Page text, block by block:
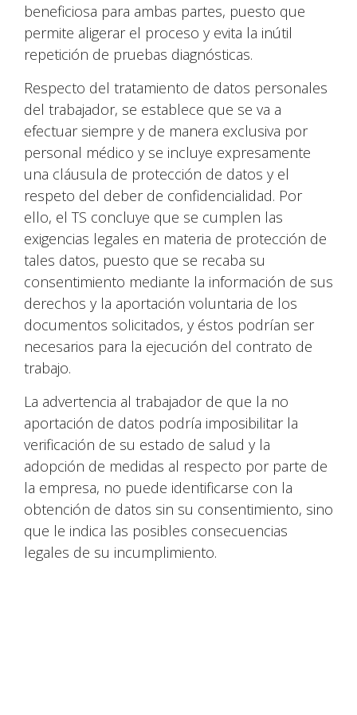
beneficiosa para ambas partes, puesto que
permite aligerar el proceso y evita la inútil
repetición de pruebas diagnósticas.
Respecto del tratamiento de datos personales
del trabajador, se establece que se va a
efectuar siempre y de manera exclusiva por
personal médico y se incluye expresamente
una cláusula de protección de datos y el
respeto del deber de confidencialidad. Por
ello, el TS concluye que se cumplen las
exigencias legales en materia de protección de
tales datos, puesto que se recaba su
consentimiento mediante la información de sus
derechos y la aportación voluntaria de los
documentos solicitados, y éstos podrían ser
necesarios para la ejecución del contrato de
trabajo.
La advertencia al trabajador de que la no
aportación de datos podría imposibilitar la
verificación de su estado de salud y la
adopción de medidas al respecto por parte de
la empresa, no puede identificarse con la
obtención de datos sin su consentimiento, sino
que le indica las posibles consecuencias
legales de su incumplimiento.